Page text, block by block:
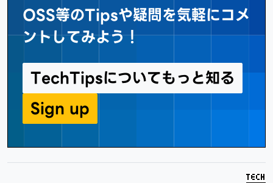
OSS等のTipsや疑問を気軽にコメ
ントしてみよう！
TechTipsについてもっと知る
Sign up